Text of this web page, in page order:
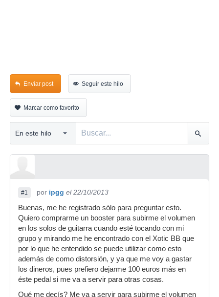
Enviar post Seguir este hilo
Marcar como favorito
#1 por ipgg el 22/10/2013
Buenas, me he registrado sólo para preguntar esto.
Quiero comprarme un booster para subirme el volumen
en los solos de guitarra cuando esté tocando con mi
grupo y mirando me he encontrado con el Xotic BB que
por lo que he entendido se puede utilizar como esto
además de como distorsión, y ya que me voy a gastar
los dineros, pues prefiero dejarme 100 euros más en
éste pedal si me va a servir para otras cosas.
Qué me decís? Me va a servir para subirme el volumen